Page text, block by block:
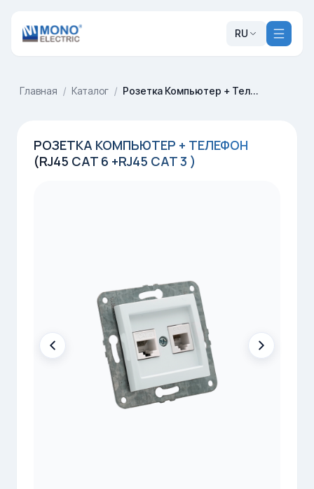
RU
Главная / Каталог / Розетка Компьютер + Телефон (Rj45 Cat 6 +Rj45 Cat 3 )
РОЗЕТКА КОМПЬЮТЕР + ТЕЛЕФОН
(RJ45 CAT 6 +RJ45 CAT 3 )